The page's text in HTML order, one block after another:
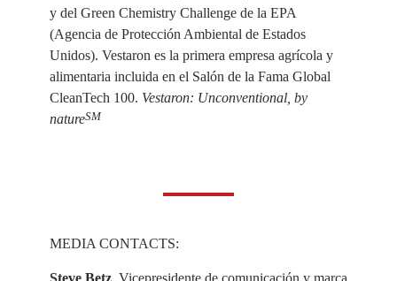
y del Green Chemistry Challenge de la EPA
(Agencia de Protección Ambiental de Estados
Unidos). Vestaron es la primera empresa agrícola y
alimentaria incluida en el Salón de la Fama Global
CleanTech 100. Vestaron: Unconventional, by
natureSM
MEDIA CONTACTS:
Steve Betz, Vicepresidente de comunicación y marca